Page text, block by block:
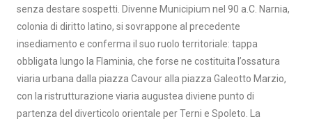
senza destare sospetti. Divenne Municipium nel 90 a.C. Narnia,
colonia di diritto latino, si sovrappone al precedente
insediamento e conferma il suo ruolo territoriale: tappa
obbligata lungo la Flaminia, che forse ne costituita l’ossatura
viaria urbana dalla piazza Cavour alla piazza Galeotto Marzio,
con la ristrutturazione viaria augustea diviene punto di
partenza del diverticolo orientale per Terni e Spoleto. La